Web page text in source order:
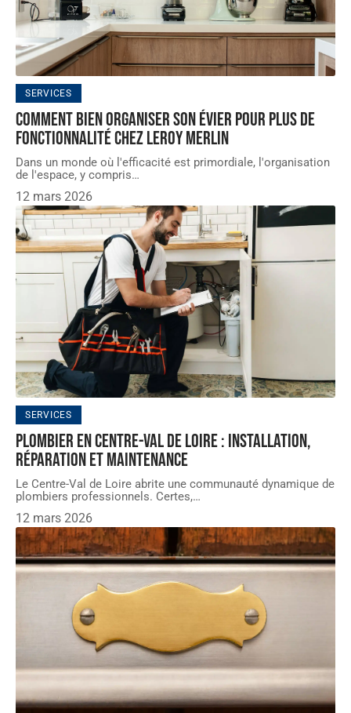
SERVICES
Comment bien organiser son évier pour plus de
fonctionnalité chez Leroy Merlin
Dans un monde où l'efficacité est primordiale, l'organisation
de l'espace, y compris…
12 mars 2026
SERVICES
Plombier en Centre-Val de Loire : Installation,
réparation et maintenance
Le Centre-Val de Loire abrite une communauté dynamique de
plombiers professionnels. Certes,…
12 mars 2026